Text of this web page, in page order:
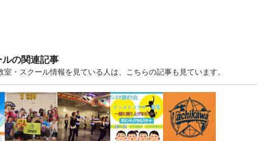
の関連記事
・スクール情報を見ている人は、こちらの記事も見ています。